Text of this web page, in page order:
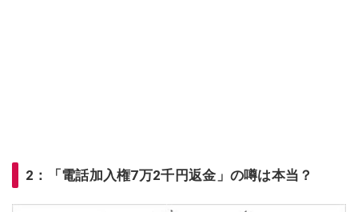
2：「電話加入権7万2千円返金」の噂は本当？